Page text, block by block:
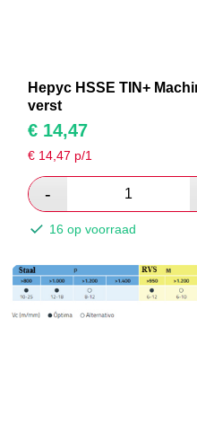
Hepyc HSSE TIN+
verst
€ 14,47
€ 14,47 p/1
16 op voorraad